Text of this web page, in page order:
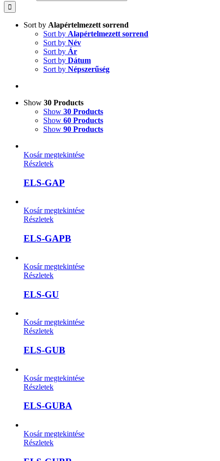
Sort by Alapértelmezett sorrend
Sort by Alapértelmezett sorrend
Sort by Név
Sort by Ár
Sort by Dátum
Sort by Népszerűség
Show 30 Products
Show 30 Products
Show 60 Products
Show 90 Products
Kosár megtekintése
Részletek
ELS-GAP
Kosár megtekintése
Részletek
ELS-GAPB
Kosár megtekintése
Részletek
ELS-GU
Kosár megtekintése
Részletek
ELS-GUB
Kosár megtekintése
Részletek
ELS-GUBA
Kosár megtekintése
Részletek